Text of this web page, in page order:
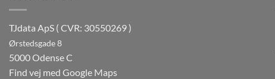
TJdata ApS ( CVR: 30550269 )
Ørstedsgade 8
5000 Odense C
Find vej med Google Maps